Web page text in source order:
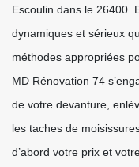
Escoulin dans le 26400.
dynamiques et sérieux
méthodes appropriées
MD Rénovation 74
de votre devanture,
les taches de
d’abord votre prix et